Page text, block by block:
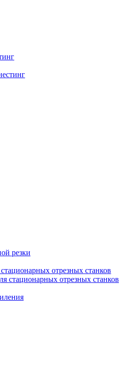
резки
отрезных станков
стационарных отрезных станков